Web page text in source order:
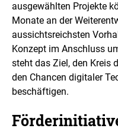
ausgewählten Projekte
Monate an der
aussichtsreichsten
Konzept im Anschluss
steht das Ziel, den Kreis
den Chancen digitaler
beschäftigen.